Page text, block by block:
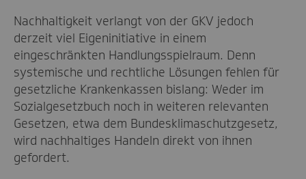
Nachhaltigkeit verlangt von der GKV jedoch
derzeit viel Eigeninitiative in einem
eingeschränkten Handlungsspielraum. Denn
systemische und rechtliche Lösungen fehlen für
gesetzliche Krankenkassen bislang: Weder im
Sozialgesetzbuch noch in weiteren relevanten
Gesetzen, etwa dem Bundesklimaschutzgesetz,
wird nachhaltiges Handeln direkt von ihnen
gefordert.